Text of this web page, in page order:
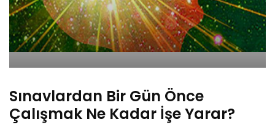
Sınavlardan Bir Gün Önce
Çalışmak Ne Kadar İşe Yarar?